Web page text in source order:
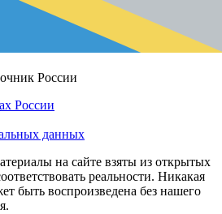
России
России
данных
на сайте взяты из открытых
реальности. Никакая
быть воспроизведена без нашего